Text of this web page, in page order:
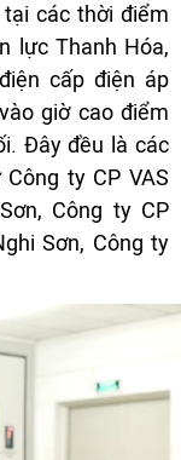
các thời điểm
lực Thanh Hóa,
cấp điện áp
giờ cao điểm
Đây đều là các
ty CP VAS
Công ty CP
Sơn, Công ty